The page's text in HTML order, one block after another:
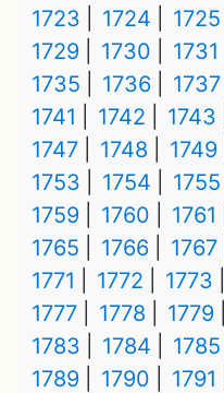
1723
1724 1725
1729
1730 1731
1735
1736 1737
1741
1742 1743
1747
1748 1749
1753
1754 1755
1759
1760 1761
1765
1766 1767
1771
1772 1773
1777
1778 1779
1783
1784 1785
1789
1790 1791